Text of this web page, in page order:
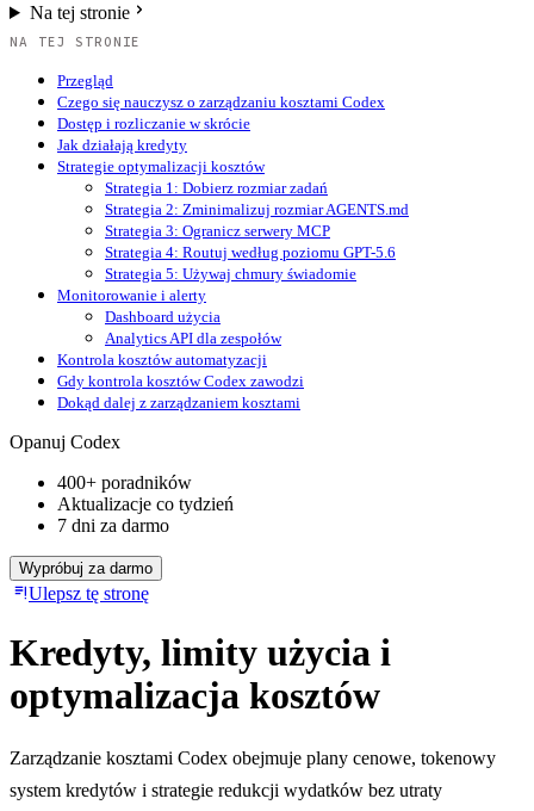
Na tej stronie
NA TEJ STRONIE
Przegląd
Czego się nauczysz o zarządzaniu kosztami Codex
Dostęp i rozliczanie w skrócie
Jak działają kredyty
Strategie optymalizacji kosztów
Strategia 1: Dobierz rozmiar zadań
Strategia 2: Zminimalizuj rozmiar AGENTS.md
Strategia 3: Ogranicz serwery MCP
Strategia 4: Routuj według poziomu GPT-5.6
Strategia 5: Używaj chmury świadomie
Monitorowanie i alerty
Dashboard użycia
Analytics API dla zespołów
Kontrola kosztów automatyzacji
Gdy kontrola kosztów Codex zawodzi
Dokąd dalej z zarządzaniem kosztami
Opanuj Codex
400+ poradników
Aktualizacje co tydzień
7 dni za darmo
Wypróbuj za darmo
Ulepsz tę stronę
Kredyty, limity użycia i
optymalizacja kosztów
Zarządzanie kosztami Codex obejmuje plany cenowe, tokenowy
system kredytów i strategie redukcji wydatków bez utraty